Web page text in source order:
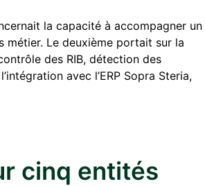
la capacité à accompagner un
métier. Le deuxième portait sur la
des RIB, détection des
avec l’ERP Sopra Steria,
cinq entités